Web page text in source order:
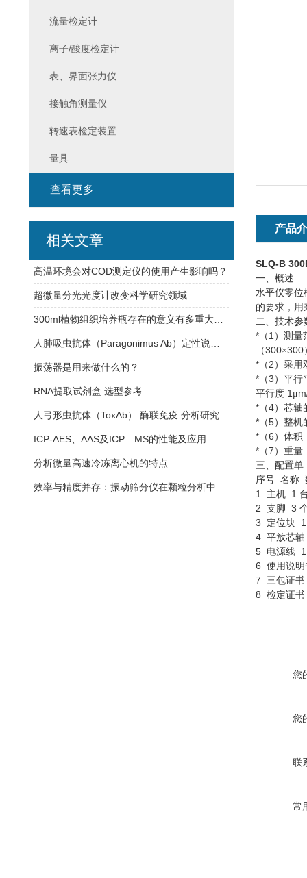
产品
SLQ-B
一、概述
水平仪零位
的要求，用
二、技术参
*（ 1 ）测量
（300×300
*（ 2 ）采用
*（3 ）平行
平行度1 μ
*（4）芯轴
*（5）整机
*（6 ）体积
*（7 ）重量
三、配置单
序号 名称
1 主机1
2 支脚 3
3 定位块
4 平放芯轴
5 电源线
6 使用说明
7 三包证书
8 检定证书
您
您
联
常
流量检定计
离子/酸度检定计
表、界面张力仪
接触角测量仪
转速表检定装置
量具
查看更多
相关文章
高温环境会对COD测定仪的使用产生影响吗？
超微量分光光度计改变科学研究领域
振荡器是用来做什么的？
RNA提取试剂盒 选型参考
人弓形虫抗体（ToxAb） 酶联免疫 分析研究
ICP-AES、AAS及ICP—MS的性能及应用
分析微量高速冷冻离心机的特点